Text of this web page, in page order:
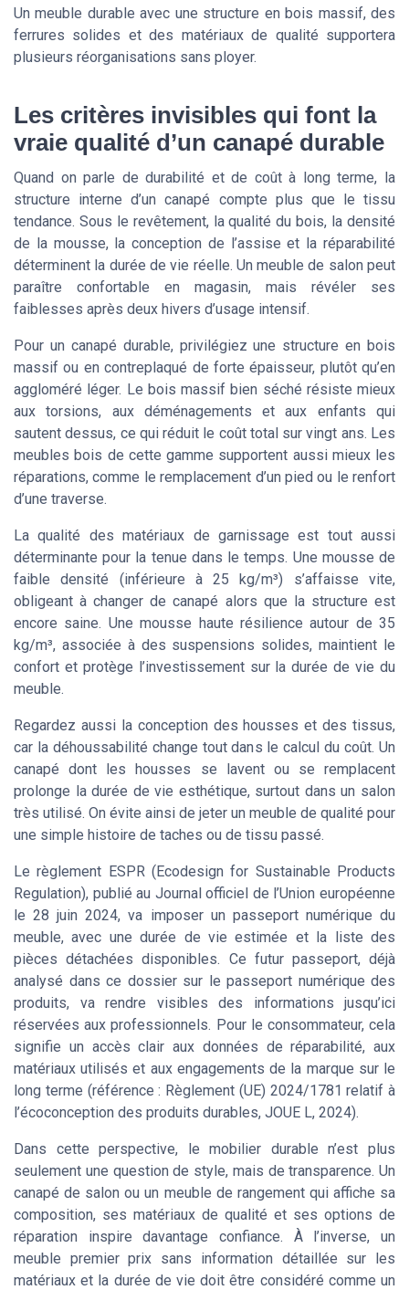
Un meuble durable avec une structure en bois massif, des
ferrures solides et des matériaux de qualité supportera
plusieurs réorganisations sans ployer.
Les critères invisibles qui font la
vraie qualité d’un canapé durable
Quand on parle de durabilité et de coût à long terme, la
structure interne d’un canapé compte plus que le tissu
tendance. Sous le revêtement, la qualité du bois, la densité
de la mousse, la conception de l’assise et la réparabilité
déterminent la durée de vie réelle. Un meuble de salon peut
paraître confortable en magasin, mais révéler ses
faiblesses après deux hivers d’usage intensif.
Pour un canapé durable, privilégiez une structure en bois
massif ou en contreplaqué de forte épaisseur, plutôt qu’en
aggloméré léger. Le bois massif bien séché résiste mieux
aux torsions, aux déménagements et aux enfants qui
sautent dessus, ce qui réduit le coût total sur vingt ans. Les
meubles bois de cette gamme supportent aussi mieux les
réparations, comme le remplacement d’un pied ou le renfort
d’une traverse.
La qualité des matériaux de garnissage est tout aussi
déterminante pour la tenue dans le temps. Une mousse de
faible densité (inférieure à 25 kg/m³) s’affaisse vite,
obligeant à changer de canapé alors que la structure est
encore saine. Une mousse haute résilience autour de 35
kg/m³, associée à des suspensions solides, maintient le
confort et protège l’investissement sur la durée de vie du
meuble.
Regardez aussi la conception des housses et des tissus,
car la déhoussabilité change tout dans le calcul du coût. Un
canapé dont les housses se lavent ou se remplacent
prolonge la durée de vie esthétique, surtout dans un salon
très utilisé. On évite ainsi de jeter un meuble de qualité pour
une simple histoire de taches ou de tissu passé.
Le règlement ESPR (Ecodesign for Sustainable Products
Regulation), publié au Journal officiel de l’Union européenne
le 28 juin 2024, va imposer un passeport numérique du
meuble, avec une durée de vie estimée et la liste des
pièces détachées disponibles. Ce futur passeport, déjà
analysé dans ce dossier sur le passeport numérique des
produits, va rendre visibles des informations jusqu’ici
réservées aux professionnels. Pour le consommateur, cela
signifie un accès clair aux données de réparabilité, aux
matériaux utilisés et aux engagements de la marque sur le
long terme (référence : Règlement (UE) 2024/1781 relatif à
l’écoconception des produits durables, JOUE L, 2024).
Dans cette perspective, le mobilier durable n’est plus
seulement une question de style, mais de transparence. Un
canapé de salon ou un meuble de rangement qui affiche sa
composition, ses matériaux de qualité et ses options de
réparation inspire davantage confiance. À l’inverse, un
meuble premier prix sans information détaillée sur les
matériaux et la durée de vie doit être considéré comme un